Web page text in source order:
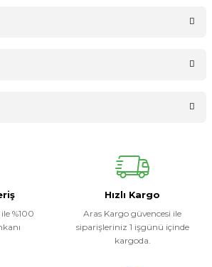
%100
Hızlı Kargo
Aras Kargo güvencesi ile
siparişleriniz 1 işgünü içinde
kargoda.